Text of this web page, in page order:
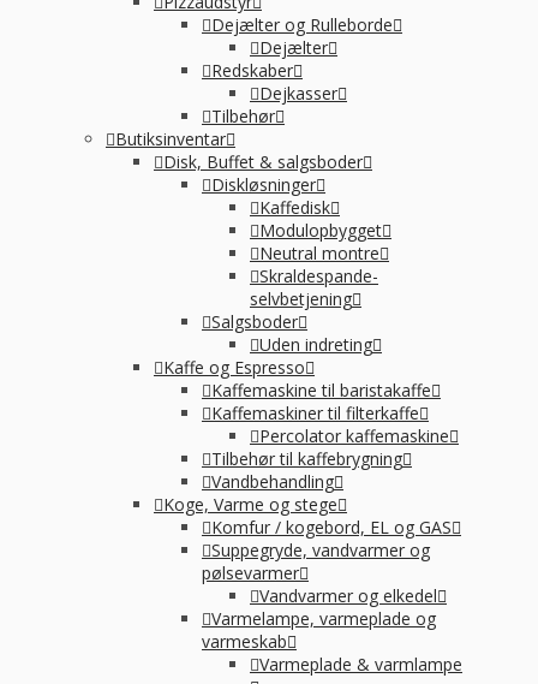
Dejælter og Rulleborde
Dejælter
Redskaber
Dejkasser
Tilbehør
Butiksinventar
Disk, Buffet & salgsboder
Diskløsninger
Kaffedisk
Modulopbygget
Neutral montre
Skraldespande-
selvbetjening
Salgsboder
Uden indreting
Kaffe og Espresso
Kaffemaskine til baristakaffe
Kaffemaskiner til filterkaffe
Percolator kaffemaskine
Tilbehør til kaffebrygning
Vandbehandling
Koge, Varme og stege
Komfur / kogebord, EL og GAS
Suppegryde, vandvarmer og
pølsevarmer
Vandvarmer og elkedel
Varmelampe, varmeplade og
varmeskab
Varmeplade & varmlampe